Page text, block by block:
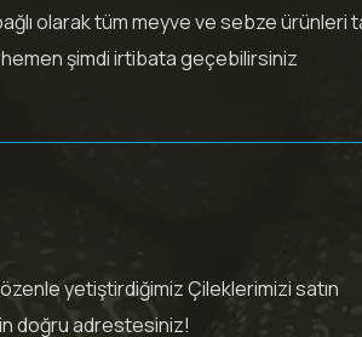
olarak tüm meyve ve sebze ürünleri
şimdi irtibata geçebilirsiniz
yetiştirdiğimiz Çileklerimizi satın
doğru adrestesiniz!